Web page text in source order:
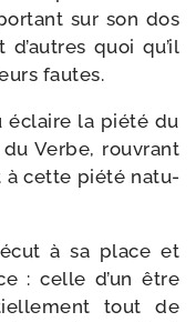
sur son dos
d’autres quoi qu’il
fautes.
éclaire la pié­té du
du Verbe, rou­vrant
à cette pié­té natu­
à sa place et
: celle d’un être
tout de